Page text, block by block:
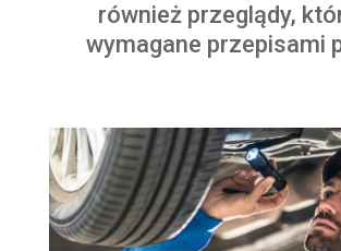
również przeglądy,
wymagane przepisami